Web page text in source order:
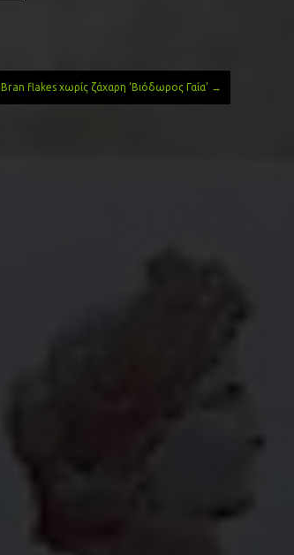
Bran flakes χωρίς ζάχαρη ‘Βιόδωρος Γαία’ →